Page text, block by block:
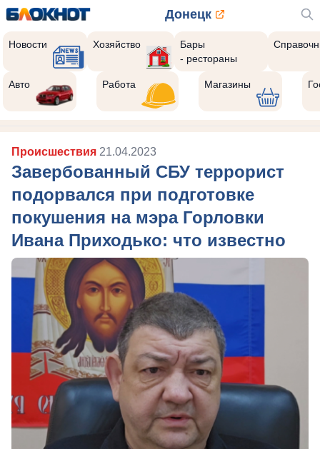
Донецк
Новости Хозяйство
Бары
- рестораны
Авто Работа Магазины
Происшествия 21.04.2023
Завербованный СБУ террорист
подорвался при подготовке
покушения на мэра Горловки
Ивана Приходько: что известно